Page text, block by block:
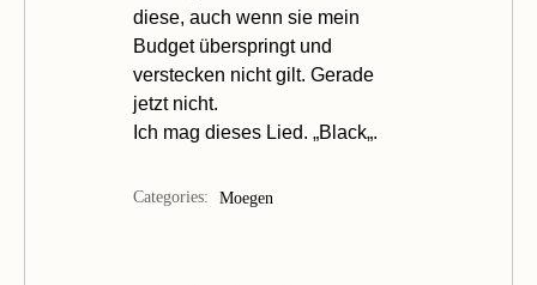
diese, auch wenn sie mein
Budget überspringt und
verstecken nicht gilt. Gerade
jetzt nicht.
Ich mag dieses Lied. „Black„.
Categories: Moegen